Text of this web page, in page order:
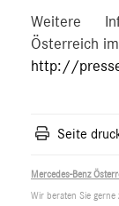
Weitere
Österreich
http://
Seite
Mercedes-Benz
Wir beraten Sie gerne